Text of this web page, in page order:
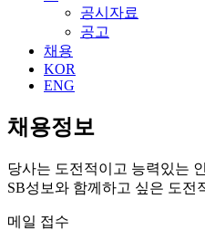
공시자료
공고
채용
KOR
ENG
채용정보
당사는 도전적이고 능력있는
SB성보와 함께하고 싶은 도전
메일 접수